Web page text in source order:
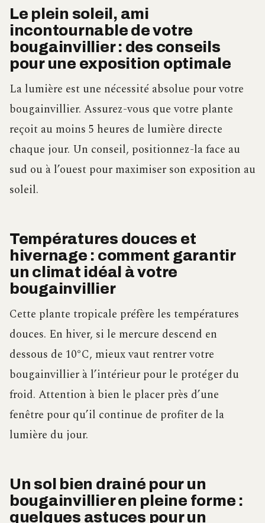
Le plein soleil, ami
incontournable de votre
bougainvillier : des conseils
pour une exposition optimale
La lumière est une nécessité absolue pour votre
bougainvillier. Assurez-vous que votre plante
reçoit au moins 5 heures de lumière directe
chaque jour. Un conseil, positionnez-la face au
sud ou à l’ouest pour maximiser son exposition au
soleil.
Températures douces et
hivernage : comment garantir
un climat idéal à votre
bougainvillier
Cette plante tropicale préfère les températures
douces. En hiver, si le mercure descend en
dessous de 10°C, mieux vaut rentrer votre
bougainvillier à l’intérieur pour le protéger du
froid. Attention à bien le placer près d’une
fenêtre pour qu’il continue de profiter de la
lumière du jour.
Un sol bien drainé pour un
bougainvillier en pleine forme :
quelques astuces pour un